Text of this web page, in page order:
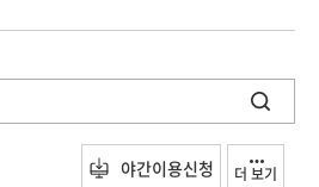
야간이용신청 더 보기